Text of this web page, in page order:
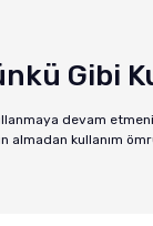
Gibi
devam
almadan kullanım